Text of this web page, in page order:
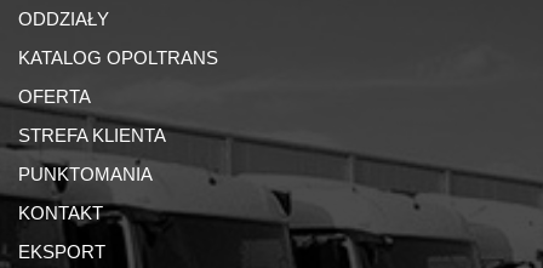
ODDZIAŁY
KATALOG OPOLTRANS
OFERTA
STREFA KLIENTA
PUNKTOMANIA
KONTAKT
EKSPORT